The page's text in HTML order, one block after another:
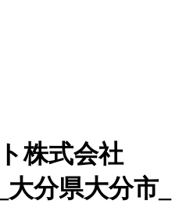
株式会社
分県大分市_